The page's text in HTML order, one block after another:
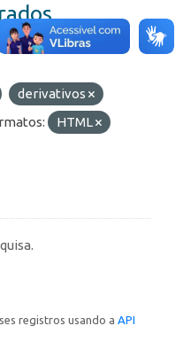
derivativos
HTML
registros usando a API